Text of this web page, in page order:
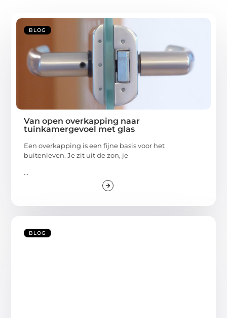
BLOG
Van open overkapping naar
tuinkamergevoel met glas
Een overkapping is een fijne basis voor het
buitenleven. Je zit uit de zon, je
...
BLOG